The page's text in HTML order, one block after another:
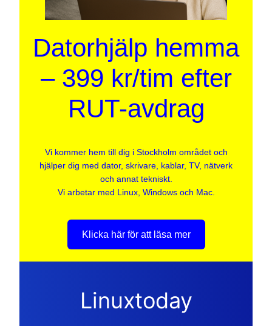
Datorhjälp hemma
– 399 kr/tim efter
RUT-avdrag
Vi kommer hem till dig i Stockholm området och
hjälper dig med dator, skrivare, kablar, TV, nätverk
och annat tekniskt.
Vi arbetar med Linux, Windows och Mac.
Klicka här för att läsa mer
Linuxtoday